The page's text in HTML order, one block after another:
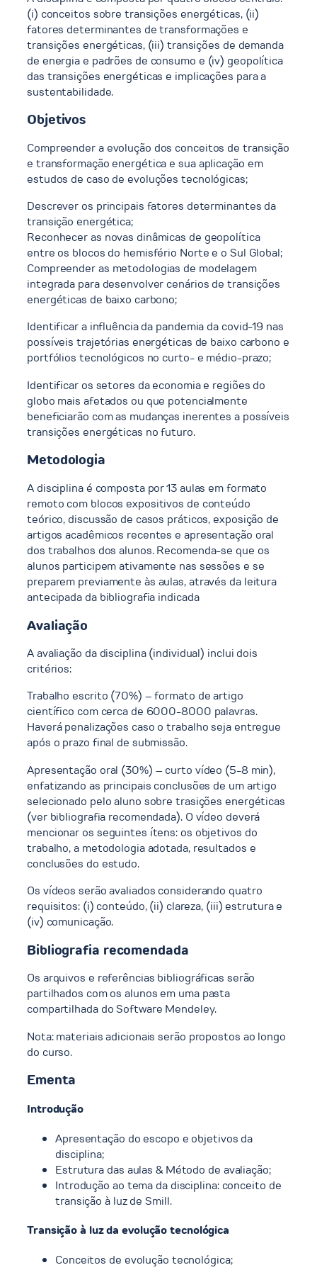
(i) conceitos sobre transições energéticas, (ii)
fatores determinantes de transformações e
transições energéticas, (iii) transições de demanda
de energia e padrões de consumo e (iv) geopolítica
das transições energéticas e implicações para a
sustentabilidade.
Objetivos
Compreender a evolução dos conceitos de transição
e transformação energética e sua aplicação em
estudos de caso de evoluções tecnológicas;
Descrever os principais fatores determinantes da
transição energética;
Reconhecer as novas dinâmicas de geopolítica
entre os blocos do hemisfério Norte e o Sul Global;
Compreender as metodologias de modelagem
integrada para desenvolver cenários de transições
energéticas de baixo carbono;
Identificar a influência da pandemia da covid-19 nas
possíveis trajetórias energéticas de baixo carbono e
portfólios tecnológicos no curto- e médio-prazo;
Identificar os setores da economia e regiões do
globo mais afetados ou que potencialmente
beneficiarão com as mudanças inerentes a possíveis
transições energéticas no futuro.
Metodologia
A disciplina é composta por 13 aulas em formato
remoto com blocos expositivos de conteúdo
teórico, discussão de casos práticos, exposição de
artigos acadêmicos recentes e apresentação oral
dos trabalhos dos alunos. Recomenda-se que os
alunos participem ativamente nas sessões e se
preparem previamente às aulas, através da leitura
antecipada da bibliografia indicada
Avaliação
A avaliação da disciplina (individual) inclui dois
critérios:
Trabalho escrito (70%) – formato de artigo
científico com cerca de 6000-8000 palavras.
Haverá penalizações caso o trabalho seja entregue
após o prazo final de submissão.
Apresentação oral (30%) – curto vídeo (5-8 min),
enfatizando as principais conclusões de um artigo
selecionado pelo aluno sobre trasições energéticas
(ver bibliografia recomendada). O vídeo deverá
mencionar os seguintes ítens: os objetivos do
trabalho, a metodologia adotada, resultados e
conclusões do estudo.
Os vídeos serão avaliados considerando quatro
requisitos: (i) conteúdo, (ii) clareza, (iii) estrutura e
(iv) comunicação.
Bibliografia recomendada
Os arquivos e referências bibliográficas serão
partilhados com os alunos em uma pasta
compartilhada do Software Mendeley.
Nota: materiais adicionais serão propostos ao longo
do curso.
Ementa
Introdução
Apresentação do escopo e objetivos da
disciplina;
Estrutura das aulas & Método de avaliação;
Introdução ao tema da disciplina: conceito de
transição à luz de Smill.
Transição à luz da evolução tecnológica
Conceitos de evolução tecnológica;